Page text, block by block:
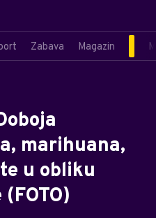
Zabava Magazin
marihuana,
u obliku